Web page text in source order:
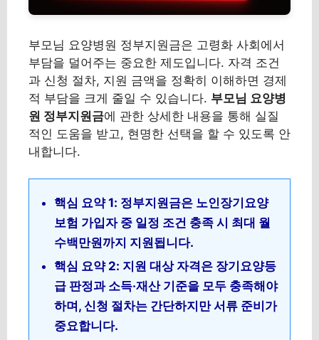
부모님 요양병원 정부지원금은 고령화 사회에서
부담을 덜어주는 중요한 제도입니다. 자격 조건
과 신청 절차, 지원 금액을 정확히 이해하면 경제
적 부담을 크게 줄일 수 있습니다. 부모님 요양병
원 정부지원금에 관한 상세한 내용을 통해 실질
적인 도움을 받고, 현명한 선택을 할 수 있도록 안
내합니다.
핵심 요약 1: 정부지원금은 노인장기요양
보험 가입자 중 일정 조건 충족 시 최대 월
수백만원까지 지원됩니다.
핵심 요약 2: 지원 대상 자격은 장기요양등
급 판정과 소득·재산 기준을 모두 충족해야
하며, 신청 절차는 간단하지만 서류 준비가
중요합니다.